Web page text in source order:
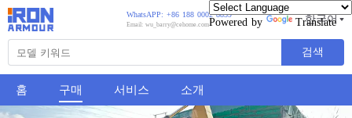
Powered by Translate
검색
WhatsAPP: +86 188 0002 8859
Email: wu_barry@cehome.com 한국어
홈 구매 서비스 소개